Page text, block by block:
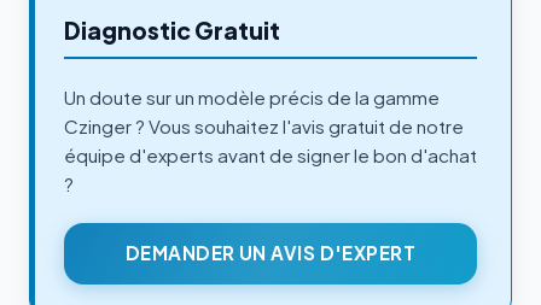
Diagnostic Gratuit
Un doute sur un modèle précis de la gamme
Czinger ? Vous souhaitez l'avis gratuit de notre
équipe d'experts avant de signer le bon d'achat
?
DEMANDER UN AVIS D'EXPERT